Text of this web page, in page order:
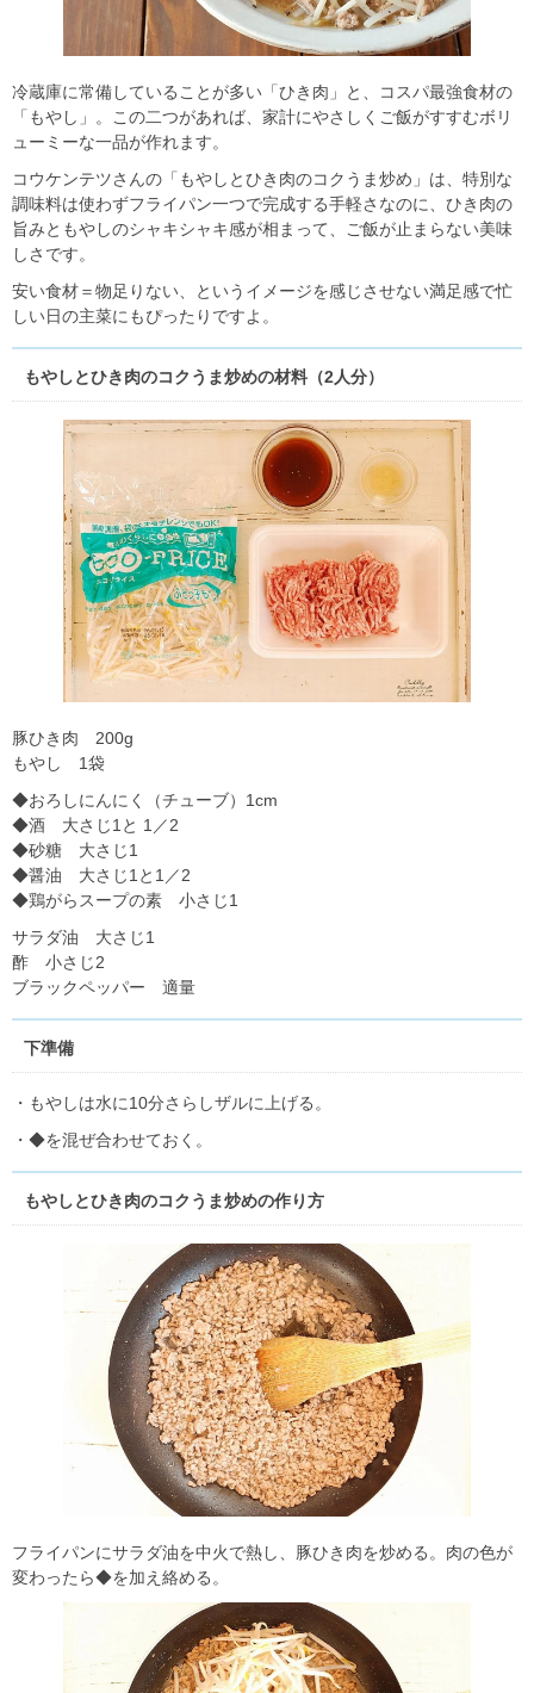
冷蔵庫に常備していることが多い「ひき肉」と、コスパ最強食材の
「もやし」。この二つがあれば、家計にやさしくご飯がすすむボリ
ューミーな一品が作れます。
コウケンテツさんの「もやしとひき肉のコクうま炒め」は、特別な
調味料は使わずフライパン一つで完成する手軽さなのに、ひき肉の
旨みともやしのシャキシャキ感が相まって、ご飯が止まらない美味
しさです。
安い食材＝物足りない、というイメージを感じさせない満足感で忙
しい日の主菜にもぴったりですよ。
もやしとひき肉のコクうま炒めの材料（2人分）
豚ひき肉 200g
もやし 1袋
◆おろしにんにく（チューブ）1cm
◆酒 大さじ1と 1／2
◆砂糖 大さじ1
◆醤油 大さじ1と1／2
◆鶏がらスープの素 小さじ1
サラダ油 大さじ1
酢 小さじ2
ブラックペッパー 適量
下準備
・もやしは水に10分さらしザルに上げる。
・◆を混ぜ合わせておく。
もやしとひき肉のコクうま炒めの作り方
フライパンにサラダ油を中火で熱し、豚ひき肉を炒める。肉の色が
変わったら◆を加え絡める。